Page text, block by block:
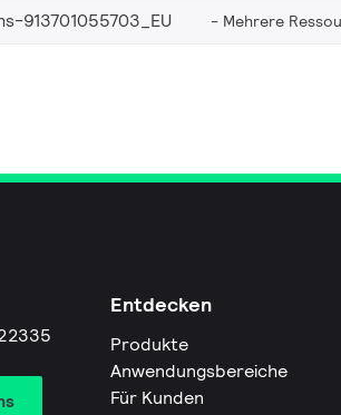
913701055703_EU Mehrere
Entdecken
Produkte
Anwendungsbereiche
Für Kunden